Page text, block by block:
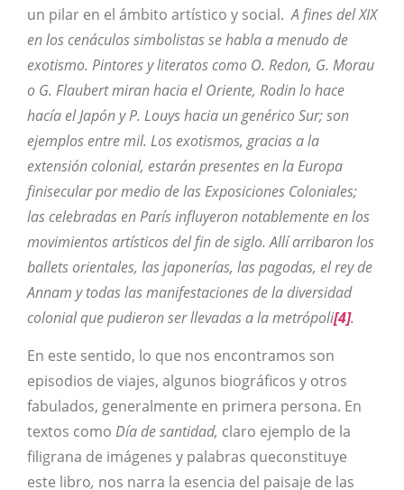
un pilar en el ámbito artístico y social.A fines del XIX
en los cenáculos simbolistas se habla a menudo de
exotismo. Pintores y literatos como O. Redon, G. Morau
o G. Flaubert miran hacia el Oriente, Rodin lo hace
hacía el Japón y P. Louys hacia un genérico Sur; son
ejemplos entre mil. Los exotismos, gracias a la
extensión colonial, estarán presentes en la Europa
finisecular por medio de las Exposiciones Coloniales;
las celebradas en París influyeron notablemente en los
movimientos artísticos del fin de siglo. Allí arribaron los
ballets orientales, las japonerías, las pagodas, el rey de
Annam y todas las manifestaciones de ladiversidad
colonial que pudieron ser llevadas a la metrópoli[4].
En este sentido, lo que nos encontramos son
episodios de viajes, algunos biográficos y otros
fabulados, generalmente en primera persona. En
textos como Día de santidad, claro ejemplo de la
filigrana de imágenes y palabras queconstituye
este libro, nos narra la esencia del paisaje de las